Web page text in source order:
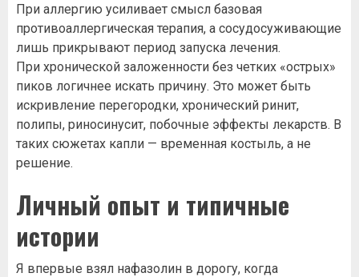
При аллергию усиливает смысл базовая
противоаллергическая терапия, а сосудосуживающие
лишь прикрывают период запуска лечения.
При хронической заложенности без четких «острых»
пиков логичнее искать причину. Это может быть
искривление перегородки, хронический ринит,
полипы, риносинусит, побочные эффекты лекарств. В
таких сюжетах капли — временная костыль, а не
решение.
Личный опыт и типичные
истории
Я впервые взял нафазолин в дорогу, когда